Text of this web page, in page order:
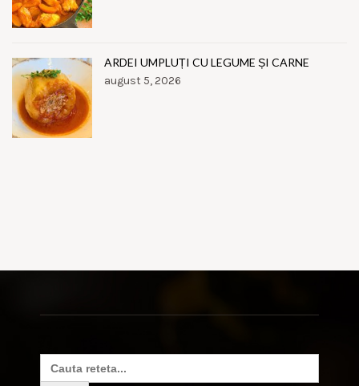
ARDEI UMPLUȚI CU LEGUME ȘI CARNE
august 5, 2026
Search
for: